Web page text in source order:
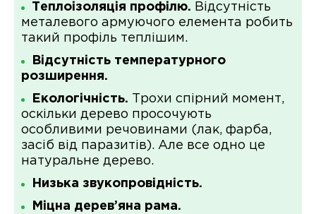
Теплоізоляція профілю. Відсутність
металевого армуючого елемента робить
такий профіль теплішим.
Відсутність температурного
розширення.
Екологічність. Трохи спірний момент,
оскільки дерево просочують
особливими речовинами (лак, фарба,
засіб від паразитів). Але все одно це
натуральне дерево.
Низька звукопровідність.
Міцна дерев’яна рама.